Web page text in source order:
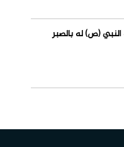
(ص) له بالصبر